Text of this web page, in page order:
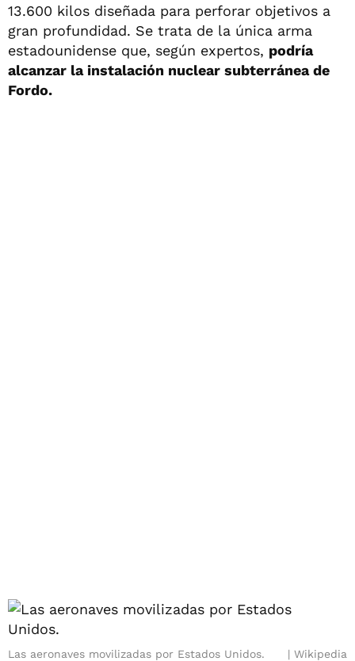
13.600 kilos diseñada para perforar objetivos a
gran profundidad. Se trata de la única arma
estadounidense que, según expertos, podría
alcanzar la instalación nuclear subterránea de
Fordo.
Las aeronaves movilizadas por Estados Unidos. Wikipedia